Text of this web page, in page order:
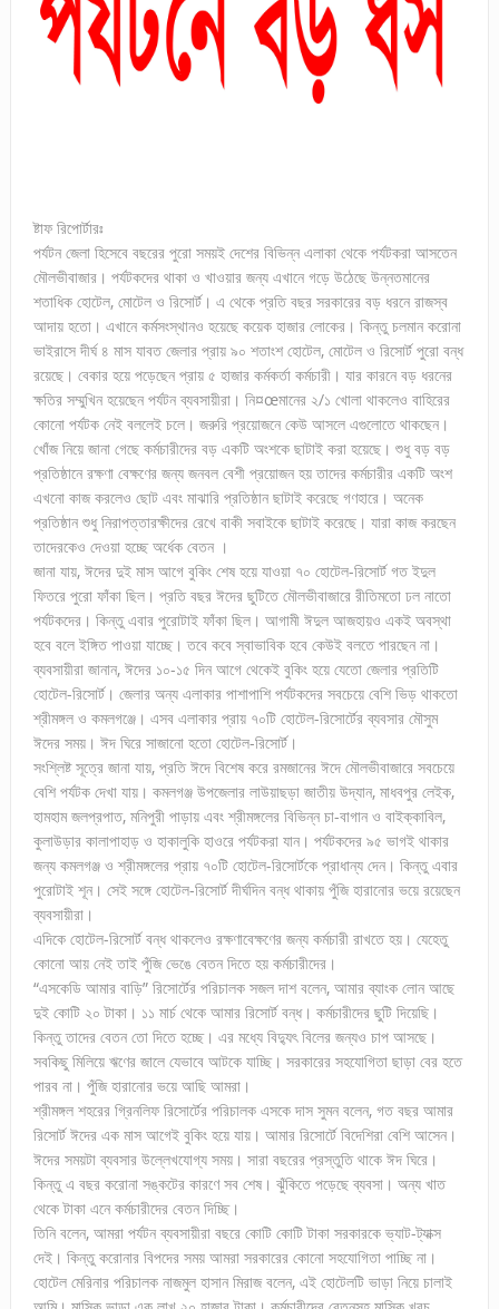
ষ্টাফ রিপোর্টারঃ
পর্যটন জেলা হিসেবে বছরের পুরো সময়ই দেশের বিভিন্ন এলাকা থেকে পর্যটকরা আসতেন
মৌলভীবাজার। পর্যটকদের থাকা ও খাওয়ার জন্য এখানে গড়ে উঠেছে উন্নতমানের
শতাধিক হোটেল, মোটেল ও রিসোর্ট। এ থেকে প্রতি বছর সরকারের বড় ধরনে রাজস্ব
আদায় হতো। এখানে কর্মসংস্থানও হয়েছে কয়েক হাজার লোকের। কিন্তু চলমান করোনা
ভাইরাসে দীর্ঘ ৪ মাস যাবত জেলার প্রায় ৯০ শতাংশ হোটেল, মোটেল ও রিসোর্ট পুরো বন্ধ
রয়েছে। বেকার হয়ে পড়েছেন প্রায় ৫ হাজার কর্মকর্তা কর্মচারী। যার কারনে বড় ধরনের
ক্ষতির সম্মুখিন হয়েছেন পর্যটন ব্যবসায়ীরা। নি¤œমানের ২/১ খোলা থাকলেও বাহিরের
কোনো পর্যটক নেই বললেই চলে। জরুরি প্রয়োজনে কেউ আসলে এগুলোতে থাকছেন।
খোঁজ নিয়ে জানা গেছে কর্মচারীদের বড় একটি অংশকে ছাটাই করা হয়েছে। শুধু বড় বড়
প্রতিষ্ঠানে রক্ষণা বেক্ষণের জন্য জনবল বেশী প্রয়োজন হয় তাদের কর্মচারীর একটি অংশ
এখনো কাজ করলেও ছোট এবং মাঝারি প্রতিষ্ঠান ছাটাই করেছে গণহারে। অনেক
প্রতিষ্ঠান শুধু নিরাপত্তারক্ষীদের রেখে বাকী সবাইকে ছাটাই করেছে। যারা কাজ করছেন
তাদেরকেও দেওয়া হচ্ছে অর্ধেক বেতন ।
জানা যায়, ঈদের দুই মাস আগে বুকিং শেষ হয়ে যাওয়া ৭০ হোটেল-রিসোর্ট গত ইদুল
ফিতরে পুরো ফাঁকা ছিল। প্রতি বছর ঈদের ছুটিতে মৌলভীবাজারে রীতিমতো ঢল নাতো
পর্যটকদের। কিন্তু এবার পুরোটাই ফাঁকা ছিল। আগামী ঈদুল আজহায়ও একই অবস্থা
হবে বলে ইঙ্গিত পাওয়া যাচ্ছে। তবে কবে স্বাভাবিক হবে কেউই বলতে পারছেন না।
ব্যবসায়ীরা জানান, ঈদের ১০-১৫ দিন আগে থেকেই বুকিং হয়ে যেতো জেলার প্রতিটি
হোটেল-রিসোর্ট। জেলার অন্য এলাকার পাশাপাশি পর্যটকদের সবচেয়ে বেশি ভিড় থাকতো
শ্রীমঙ্গল ও কমলগঞ্জে। এসব এলাকার প্রায় ৭০টি হোটেল-রিসোর্টের ব্যবসার মৌসুম
ঈদের সময়। ঈদ ঘিরে সাজানো হতো হোটেল-রিসোর্ট।
সংশ্লিষ্ট সূত্রে জানা যায়, প্রতি ঈদে বিশেষ করে রমজানের ঈদে মৌলভীবাজারে সবচেয়ে
বেশি পর্যটক দেখা যায়। কমলগঞ্জ উপজেলার লাউয়াছড়া জাতীয় উদ্যান, মাধবপুর লেইক,
হামহাম জলপ্রপাত, মনিপুরী পাড়ায় এবং শ্রীমঙ্গলের বিভিন্ন চা-বাগান ও বাইক্কাবিল,
কুলাউড়ার কালাপাহাড় ও হাকালুকি হাওরে পর্যটকরা যান। পর্যটকদের ৯৫ ভাগই থাকার
জন্য কমলগঞ্জ ও শ্রীমঙ্গলের প্রায় ৭০টি হোটেল-রিসোর্টকে প্রাধান্য দেন। কিন্তু এবার
পুরোটাই শূন। সেই সঙ্গে হোটেল-রিসোর্ট দীর্ঘদিন বন্ধ থাকায় পুঁজি হারানোর ভয়ে রয়েছেন
ব্যবসায়ীরা।
এদিকে হোটেল-রিসোর্ট বন্ধ থাকলেও রক্ষণাবেক্ষণের জন্য কর্মচারী রাখতে হয়। যেহেতু
কোনো আয় নেই তাই পুঁজি ভেঙে বেতন দিতে হয় কর্মচারীদের।
“এসকেডি আমার বাড়ি” রিসোর্টের পরিচালক সজল দাশ বলেন, আমার ব্যাংক লোন আছে
দুই কোটি ২০ টাকা। ১১ মার্চ থেকে আমার রিসোর্ট বন্ধ। কর্মচারীদের ছুটি দিয়েছি।
কিন্তু তাদের বেতন তো দিতে হচ্ছে। এর মধ্যে বিদ্যুৎ বিলের জন্যও চাপ আসছে।
সবকিছু মিলিয়ে ঋণের জালে যেভাবে আটকে যাচ্ছি। সরকারের সহযোগিতা ছাড়া বের হতে
পারব না। পুঁজি হারানোর ভয়ে আছি আমরা।
শ্রীমঙ্গল শহরের গ্রিনলিফ রিসোর্টের পরিচালক এসকে দাস সুমন বলেন, গত বছর আমার
রিসোর্ট ঈদের এক মাস আগেই বুকিং হয়ে যায়। আমার রিসোর্টে বিদেশিরা বেশি আসেন।
ঈদের সময়টা ব্যবসার উল্লেখযোগ্য সময়। সারা বছরের প্রস্তুতি থাকে ঈদ ঘিরে।
কিন্তু এ বছর করোনা সঙ্কটের কারণে সব শেষ। ঝুঁকিতে পড়েছে ব্যবসা। অন্য খাত
থেকে টাকা এনে কর্মচারীদের বেতন দিচ্ছি।
তিনি বলেন, আমরা পর্যটন ব্যবসায়ীরা বছরে কোটি কোটি টাকা সরকারকে ভ্যাট-ট্যাক্স
দেই। কিন্তু করোনার বিপদের সময় আমরা সরকারের কোনো সহযোগিতা পাচ্ছি না।
হোটেল মেরিনার পরিচালক নাজমুল হাসান মিরাজ বলেন, এই হোটেলটি ভাড়া নিয়ে চালাই